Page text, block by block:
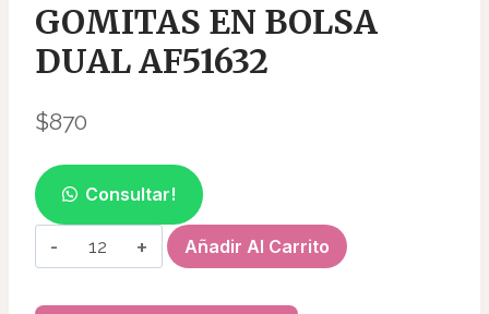
GOMITAS EN BOLSA
DUAL AF51632
$870
Consultar!
GOMITAS
EN
Añadir Al Carrito